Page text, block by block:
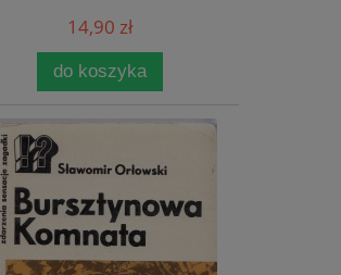
14,90 zł
do koszyka